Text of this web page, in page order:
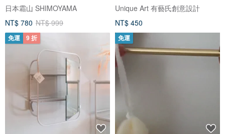
日本霜山 SHIMOYAMA
NT$ 780 NT$ 999
Unique Art 有藝氏創意設計
NT$ 450
免運 9 折 免運